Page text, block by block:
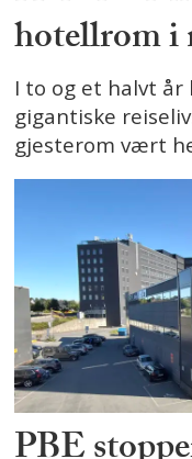
hotellrom i
I to og et halvt
gigantiske
gjesterom vært